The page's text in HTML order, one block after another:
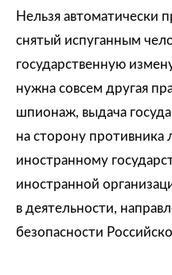
Нельзя автоматически
снятый испуганным
государственную
нужна совсем другая
шпионаж, выдача
на сторону
иностранному
иностранной
в деятельности,
безопасности